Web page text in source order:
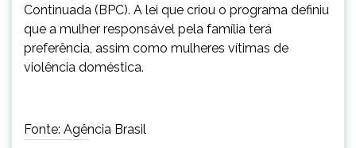
Continuada (BPC). A lei que criou o programa definiu
que a mulher responsável pela família terá
preferência, assim como mulheres vítimas de
violência doméstica.
Fonte: Agência Brasil